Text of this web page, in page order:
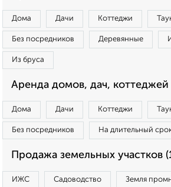
Дома Дачи Коттеджи
Без посредников Деревянные
Из бруса
Аренда домов, дач, коттеджей
Дома Дачи Коттеджи
Без посредников На длительный
Продажа земельных участков
ИЖС Садоводство Земля